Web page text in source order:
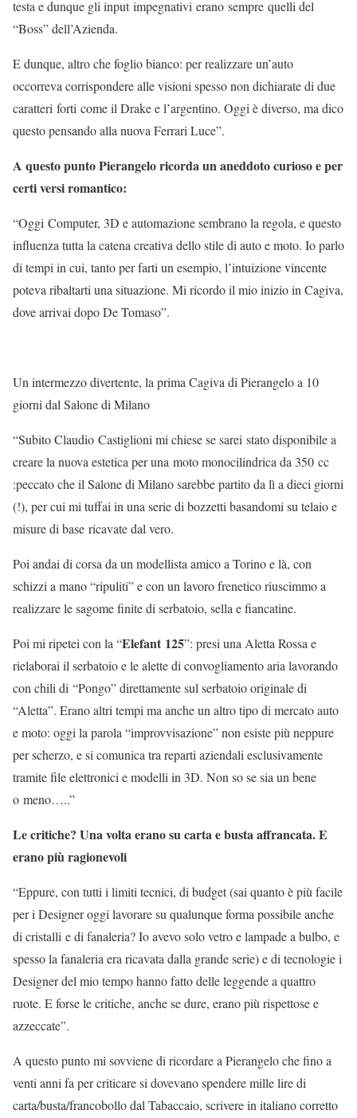
testa e dunque gli input impegnativi erano sempre quelli del
“Boss” dell’Azienda.
E dunque, altro che foglio bianco: per realizzare un’auto
occorreva corrispondere alle visioni spesso non dichiarate di due
caratteri forti come il Drake e l’argentino. Oggi è diverso, ma dico
questo pensando alla nuova Ferrari Luce”.
A questo punto Pierangelo ricorda un aneddoto curioso e per
certi versi romantico:
“Oggi Computer, 3D e automazione sembrano la regola, e questo
influenza tutta la catena creativa dello stile di auto e moto. Io parlo
di tempi in cui, tanto per farti un esempio, l’intuizione vincente
poteva ribaltarti una situazione. Mi ricordo il mio inizio in Cagiva,
dove arrivai dopo De Tomaso”.
Un intermezzo divertente, la prima Cagiva di Pierangelo a 10
giorni dal Salone di Milano
“Subito Claudio Castiglioni mi chiese se sarei stato disponibile a
creare la nuova estetica per una moto monocilindrica da 350 cc
:peccato che il Salone di Milano sarebbe partito da lì a dieci giorni
(!), per cui mi tuffai in una serie di bozzetti basandomi su telaio e
misure di base ricavate dal vero.
Poi andai di corsa da un modellista amico a Torino e là, con
schizzi a mano “ripuliti” e con un lavoro frenetico riuscimmo a
realizzare le sagome finite di serbatoio, sella e fiancatine.
Poi mi ripetei con la “Elefant 125”: presi una Aletta Rossa e
rielaborai il serbatoio e le alette di convogliamento aria lavorando
con chili di “Pongo” direttamente sul serbatoio originale di
“Aletta”. Erano altri tempi ma anche un altro tipo di mercato auto
e moto: oggi la parola “improvvisazione” non esiste più neppure
per scherzo, e si comunica tra reparti aziendali esclusivamente
tramite file elettronici e modelli in 3D. Non so se sia un bene
o meno…..”
Le critiche? Una volta erano su carta e busta affrancata. E
erano più ragionevoli
“Eppure, con tutti i limiti tecnici, di budget (sai quanto è più facile
per i Designer oggi lavorare su qualunque forma possibile anche
di cristalli e di fanaleria? Io avevo solo vetro e lampade a bulbo, e
spesso la fanaleria era ricavata dalla grande serie) e di tecnologie i
Designer del mio tempo hanno fatto delle leggende a quattro
ruote. E forse le critiche, anche se dure, erano più rispettose e
azzeccate”.
A questo punto mi sovviene di ricordare a Pierangelo che fino a
venti anni fa per criticare si dovevano spendere mille lire di
carta/busta/francobollo dal Tabaccaio, scrivere in italiano corretto